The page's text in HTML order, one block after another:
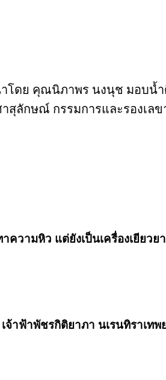
โดย คุณนิภาพร นงนุช มอบน้ำ
สุลักษณ์ กรรมการและรองเล
ความหิว แต่ยังเป็นเครื่องเยีย
เจ้าฟ้าพัชรกิติยาภา นเรนทิรา